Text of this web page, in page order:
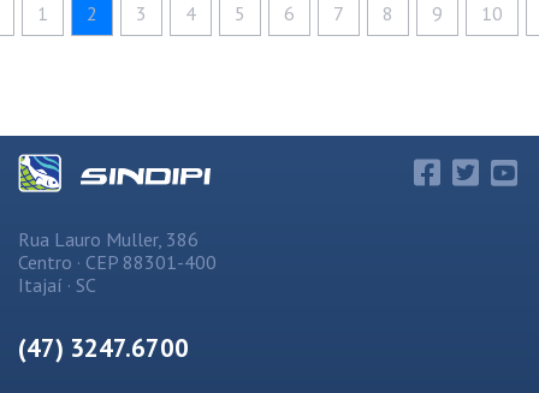
1 2 3 4 5 6 7 8 9 10
Rua Lauro Muller, 386
Centro · CEP 88301-400
Itajaí · SC
(47) 3247.6700